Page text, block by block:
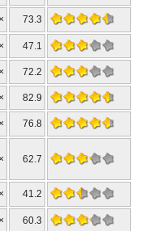
73.3
47.1
72.2
82.9
76.8
62.7
41.2
60.3